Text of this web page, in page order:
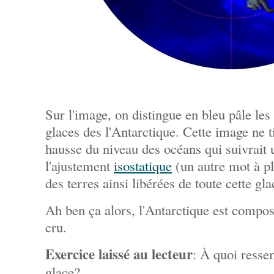
Sur l'image, on distingue en bleu pâle
glaces des l'Antarctique. Cette image ne
hausse du niveau des océans qui
l'ajustement isostatique (un autre mot à
des terres ainsi libérées de toute cette
Ah ben ça alors, l'Antarctique est
cru.
Exercice laissé au lecteur: À quoi